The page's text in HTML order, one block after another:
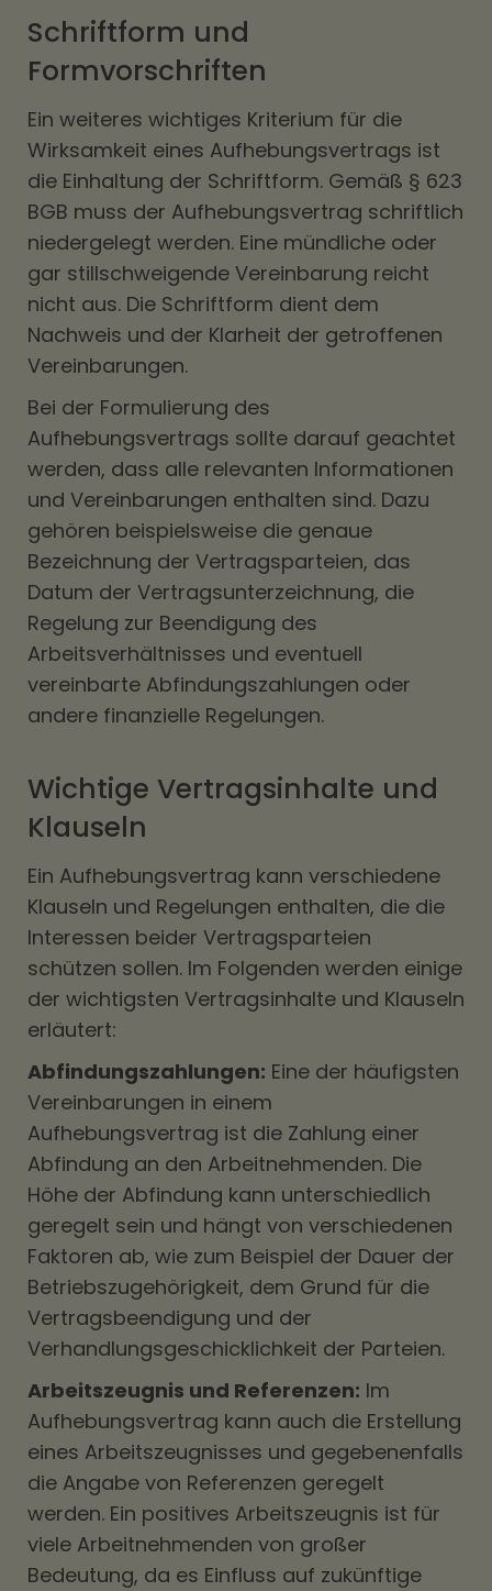
Schriftform und
Formvorschriften
Ein weiteres wichtiges Kriterium für die
Wirksamkeit eines Aufhebungsvertrags ist
die Einhaltung der Schriftform. Gemäß § 623
BGB muss der Aufhebungsvertrag schriftlich
niedergelegt werden. Eine mündliche oder
gar stillschweigende Vereinbarung reicht
nicht aus. Die Schriftform dient dem
Nachweis und der Klarheit der getroffenen
Vereinbarungen.
Bei der Formulierung des
Aufhebungsvertrags sollte darauf geachtet
werden, dass alle relevanten Informationen
und Vereinbarungen enthalten sind. Dazu
gehören beispielsweise die genaue
Bezeichnung der Vertragsparteien, das
Datum der Vertragsunterzeichnung, die
Regelung zur Beendigung des
Arbeitsverhältnisses und eventuell
vereinbarte Abfindungszahlungen oder
andere finanzielle Regelungen.
Wichtige Vertragsinhalte und
Klauseln
Ein Aufhebungsvertrag kann verschiedene
Klauseln und Regelungen enthalten, die die
Interessen beider Vertragsparteien
schützen sollen. Im Folgenden werden einige
der wichtigsten Vertragsinhalte und Klauseln
erläutert:
Abfindungszahlungen: Eine der häufigsten
Vereinbarungen in einem
Aufhebungsvertrag ist die Zahlung einer
Abfindung an den Arbeitnehmenden. Die
Höhe der Abfindung kann unterschiedlich
geregelt sein und hängt von verschiedenen
Faktoren ab, wie zum Beispiel der Dauer der
Betriebszugehörigkeit, dem Grund für die
Vertragsbeendigung und der
Verhandlungsgeschicklichkeit der Parteien.
Arbeitszeugnis und Referenzen: Im
Aufhebungsvertrag kann auch die Erstellung
eines Arbeitszeugnisses und gegebenenfalls
die Angabe von Referenzen geregelt
werden. Ein positives Arbeitszeugnis ist für
viele Arbeitnehmenden von großer
Bedeutung, da es Einfluss auf zukünftige